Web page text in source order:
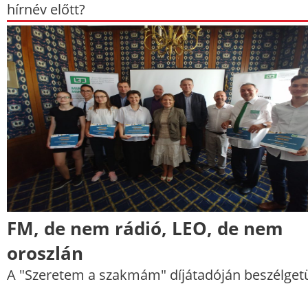
hírnév előtt?
FM, de nem rádió, LEO, de nem
oroszlán
A "Szeretem a szakmám" díjátadóján